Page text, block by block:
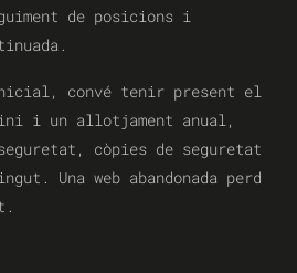
de posicions i
convé tenir present el
i un allotjament anual,
còpies de seguretat
Una web abandonada perd